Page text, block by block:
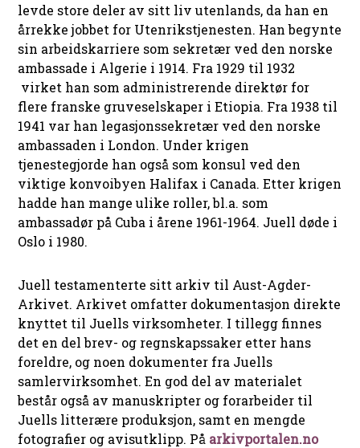
levde store deler av sitt liv utenlands, da han en
årrekke jobbet for Utenrikstjenesten. Han begynte
sin arbeidskarriere som sekretær ved den norske
ambassade i Algerie i 1914. Fra 1929 til 1932
virket han som administrerende direktør for
flere franske gruveselskaper i Etiopia. Fra 1938 til
1941 var han legasjonssekretær ved den norske
ambassaden i London. Under krigen
tjenestegjorde han også som konsul ved den
viktige konvoibyen Halifax i Canada. Etter krigen
hadde han mange ulike roller, bl.a. som
ambassadør på Cuba i årene 1961-1964. Juell døde i
Oslo i 1980.
Juell testamenterte sitt arkiv til Aust-Agder-
Arkivet. Arkivet omfatter dokumentasjon direkte
knyttet til Juells virksomheter. I tillegg finnes
det en del brev- og regnskapssaker etter hans
foreldre, og noen dokumenter fra Juells
samlervirksomhet. En god del av materialet
består også av manuskripter og forarbeider til
Juells litterære produksjon, samt en mengde
fotografier og avisutklipp. På arkivportalen.no